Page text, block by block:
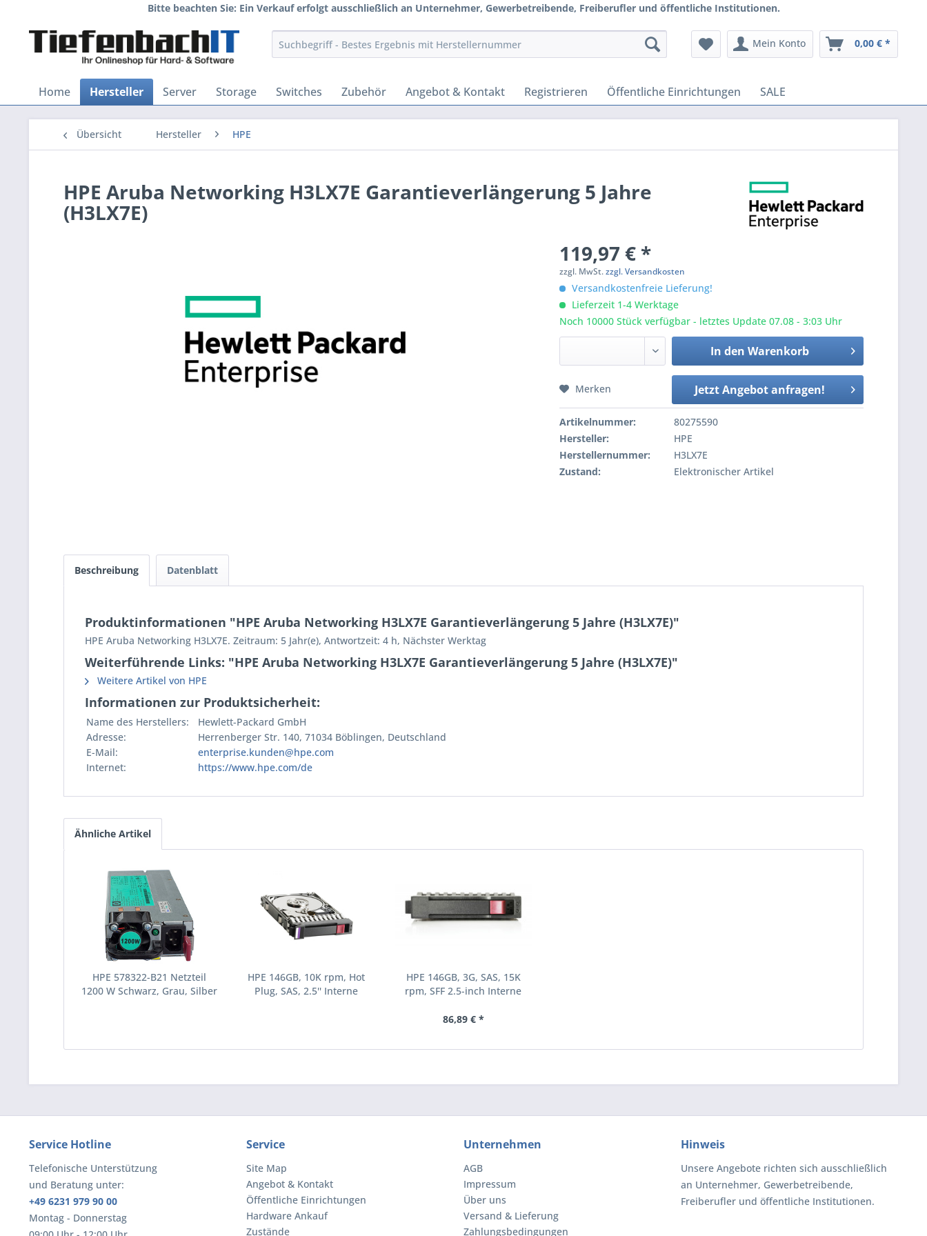
Bitte beachten Sie: Ein Verkauf erfolgt ausschließlich an Unternehmer, Gewerbetreibende, Freiberufler und öffentliche Institutionen.
Mein Konto 0,00 € *
Home Hersteller Server Storage Switches Zubehör Angebot & Kontakt Registrieren Öffentliche Einrichtungen SALE
Übersicht Hersteller HPE
HPE Aruba Networking H3LX7E Garantieverlängerung 5 Jahre
(H3LX7E)
119,97 € *
zzgl. MwSt.zzgl. Versandkosten
Versandkostenfreie Lieferung!
Lieferzeit 1-4 Werktage
Noch 10000 Stück verfügbar - letztes Update 07.08 - 3:03 Uhr
In den Warenkorb
Jetzt Angebot anfragen!
Merken
Artikelnummer:
80275590
Hersteller:
HPE
Herstellernummer:
H3LX7E
Zustand:
Elektronischer Artikel
Beschreibung Datenblatt
Produktinformationen "HPE Aruba Networking H3LX7E Garantieverlängerung 5 Jahre (H3LX7E)"
HPE Aruba Networking H3LX7E. Zeitraum: 5 Jahr(e), Antwortzeit: 4 h, Nächster Werktag
Weiterführende Links: "HPE Aruba Networking H3LX7E Garantieverlängerung 5 Jahre (H3LX7E)"
Weitere Artikel von HPE
Informationen zur Produktsicherheit:
Name des Herstellers:
Hewlett-Packard GmbH
Adresse:
Herrenberger Str. 140, 71034 Böblingen, Deutschland
E-Mail:
enterprise.kunden@hpe.com
Internet:
https://www.hpe.com/de
Ähnliche Artikel
HPE 578322-B21 Netzteil
1200 W Schwarz, Grau, Silber
HPE 146GB, 10K rpm, Hot
Plug, SAS, 2.5'' Interne
HPE 146GB, 3G, SAS, 15K
rpm, SFF 2.5-inch Interne
(504062-B21)
86,89 € *
Service Hotline
Telefonische Unterstützung
und Beratung unter:
+49 6231 979 90 00
Montag - Donnerstag
Service
Site Map
Angebot & Kontakt
Öffentliche Einrichtungen
Hardware Ankauf
Zustände
Unternehmen
AGB
Impressum
Über uns
Versand & Lieferung
Zahlungsbedingungen
Hinweis
Unsere Angebote richten sich ausschließlich
an Unternehmer, Gewerbetreibende,
Freiberufler und öffentliche Institutionen.